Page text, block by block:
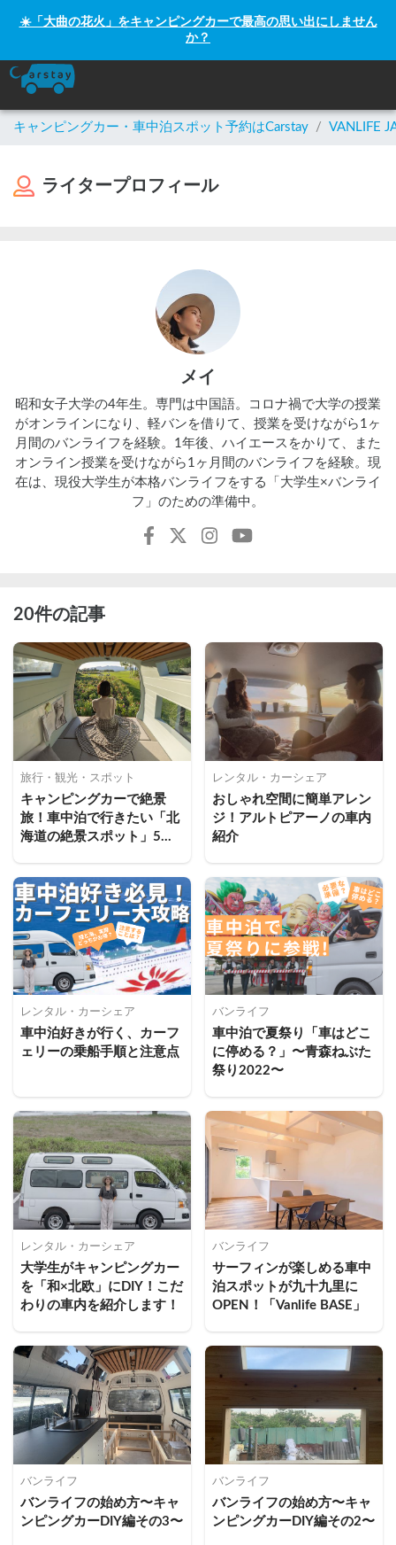
☀️「大曲の花火」をキャンピングカーで最高の思い出にしません
か？
キャンピングカー・車中泊スポット予約はCarstay / VANLIFE
ライタープロフィール
メイ
昭和女子大学の4年生。専門は中国語。コロナ禍で大学の授業
がオンラインになり、軽バンを借りて、授業を受けながら1ヶ
月間のバンライフを経験。1年後、ハイエースをかりて、また
オンライン授業を受けながら1ヶ月間のバンライフを経験。現
在は、現役大学生が本格バンライフをする「大学生×バンライ
フ」のための準備中。
20件の記事
旅行・観光・スポット
キャンピングカーで絶景
旅！車中泊で行きたい「北
海道の絶景スポット」5
レンタル・カーシェア
おしゃれ空間に簡単アレン
ジ！アルトピアーノの車内
紹介
レンタル・カーシェア
車中泊好きが行く、カーフ
ェリーの乗船手順と注意点
バンライフ
車中泊で夏祭り「車はどこ
に停める？」〜青森ねぶた
祭り2022〜
レンタル・カーシェア
大学生がキャンピングカー
を「和×北欧」にDIY！こだ
わりの車内を紹介します！
バンライフ
サーフィンが楽しめる車中
泊スポットが九十九里に
OPEN！「Vanlife BASE」
バンライフ
バンライフの始め方〜キャ
ンピングカーDIY編その3〜
バンライフ
バンライフの始め方〜キャ
ンピングカーDIY編その2〜